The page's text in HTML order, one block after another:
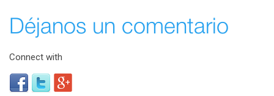
Déjanos un comentario
Connect with